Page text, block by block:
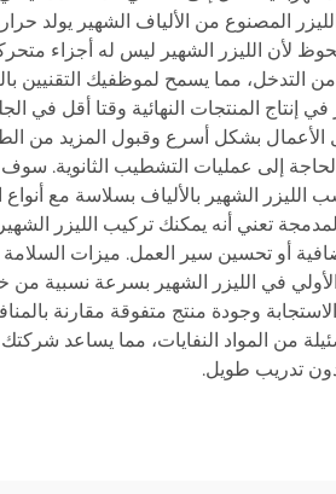
المصنوع من الألياف الشهير يولد
لأن الليزر الشهير ليس له أجزاء
التدخل، مما يسمح لموظفيك التقنيين
إنتاج المنتجات النهائية وقتا أقل
الأعمال بشكل أسرع وقبول المزيد من
الحاجة إلى عمليات التشطيب الثانوية.
الليزر الشهير بالألياف بسلاسة مع
تعني أنه يمكنك تركيب الليزر
أو تحسين سير العمل. ميزات
الأولي في الليزر الشهير بسرعة نسبية
وجودة منتج متفوقة مقارنة
من المواد النفايات، مما يساعد
تدريب طويل.